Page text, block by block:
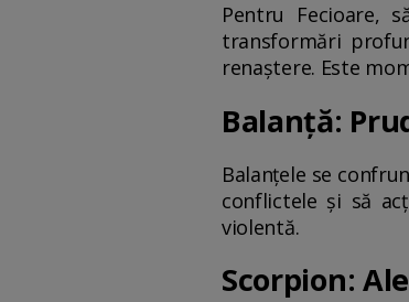
Pentru Fecioare,
transformări
renaștere. Este
Balanță:
Balanțele se
conflictele și să
violentă.
Scorpion: